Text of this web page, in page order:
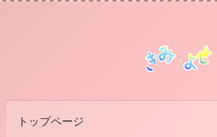
トップページ